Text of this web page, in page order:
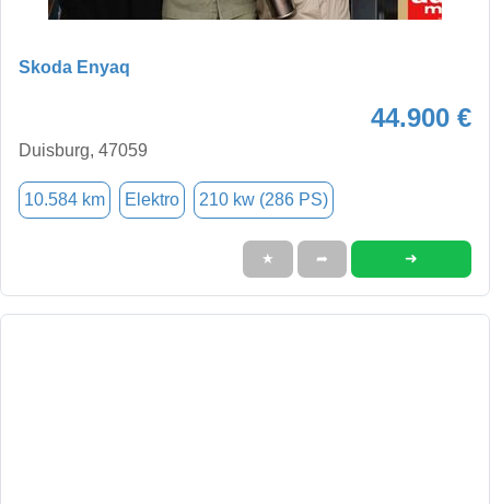
Skoda Enyaq
44.900 €
Duisburg, 47059
10.584 km Elektro 210 kw (286 PS)
★ ➦ ➜